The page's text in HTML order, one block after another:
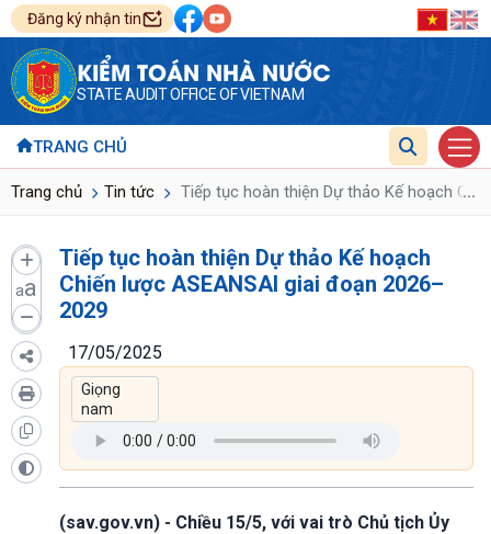
Đăng ký nhận tin
KIỂM TOÁN NHÀ NƯỚC
STATE AUDIT OFFICE OF VIETNAM
TRANG CHỦ
Trang chủ Tin tức Tiếp tục hoàn thiện Dự thảo Kế hoạch ...
aa
Tiếp tục hoàn thiện Dự thảo Kế hoạch
Chiến lược ASEANSAI giai đoạn 2026–
2029
17/05/2025
(sav.gov.vn) - Chiều 15/5, với vai trò Chủ tịch Ủy